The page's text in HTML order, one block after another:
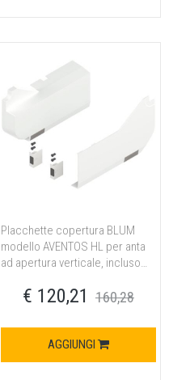
Placchette copertura BLUM
modello AVENTOS HL per anta
ad apertura verticale, incluso
incasso, in dotazione,
DRIVE, bianco seta/spazzolato
€ 120,21 160,28
AGGIUNGI